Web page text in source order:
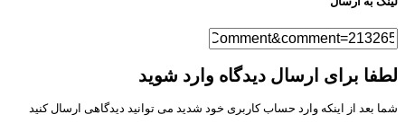
برای ارسال دیدگاه وارد شوید
بعد از اینکه وارد حساب کاربری خود شدید می توانید دیدگاهی ارسال کنید